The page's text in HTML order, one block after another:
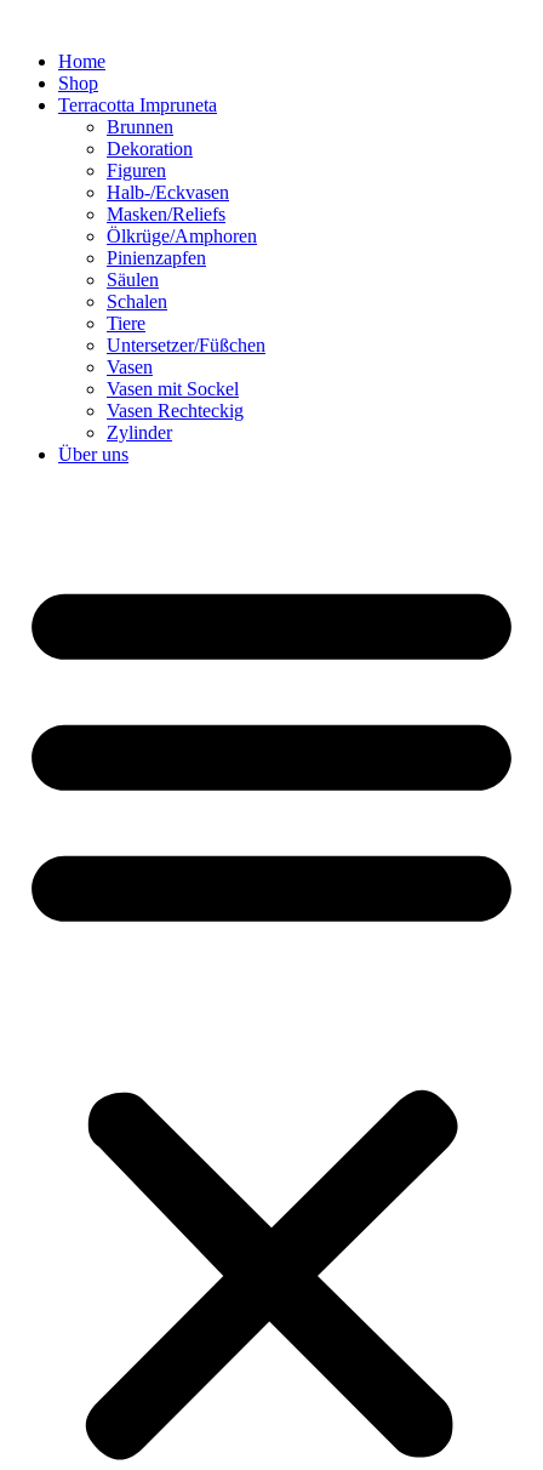
springenHome
Shop
Terracotta Impruneta
Brunnen
Dekoration
Figuren
Halb-/Eckvasen
Masken/Reliefs
Ölkrüge/Amphoren
Pinienzapfen
Säulen
Schalen
Tiere
Untersetzer/Füßchen
Vasen
Vasen mit Sockel
Vasen Rechteckig
Zylinder
Über uns